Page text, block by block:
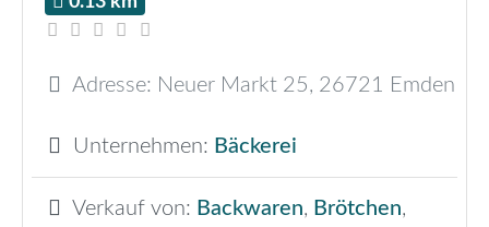
Adresse: Neuer Markt 25, 26721 Emden
Unternehmen: Bäckerei
Verkauf von: Backwaren, Brötchen,